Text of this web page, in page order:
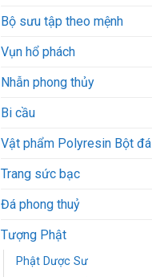
Bộ sưu tập theo mệnh
Vụn hổ phách
Nhẫn phong thủy
Bi cầu
Vật phẩm Polyresin Bột đá
Trang sức bạc
Đá phong thuỷ
Tượng Phật
Phật Dược Sư